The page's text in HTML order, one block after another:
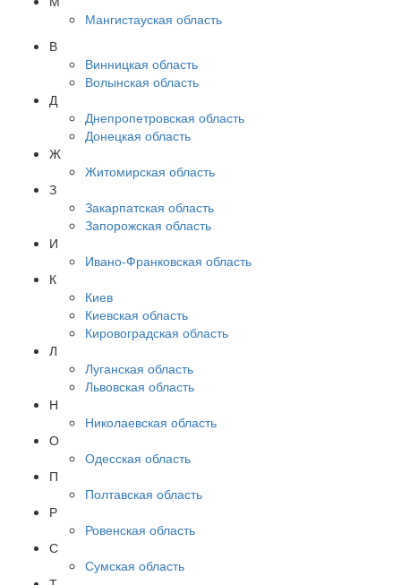
Мангистауская область
В
Винницкая область
Волынская область
Д
Днепропетровская область
Донецкая область
Ж
Житомирская область
З
Закарпатская область
Запорожская область
И
Ивано-Франковская область
К
Киев
Киевская область
Кировоградская область
Л
Луганская область
Львовская область
Н
Николаевская область
О
Одесская область
П
Полтавская область
Р
Ровенская область
С
Сумская область